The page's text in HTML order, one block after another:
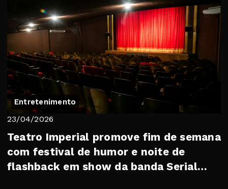
Entretenimento
23/04/2026
Teatro Imperial promove fim de semana
com festival de humor e noite de
flashback em show da banda Serial